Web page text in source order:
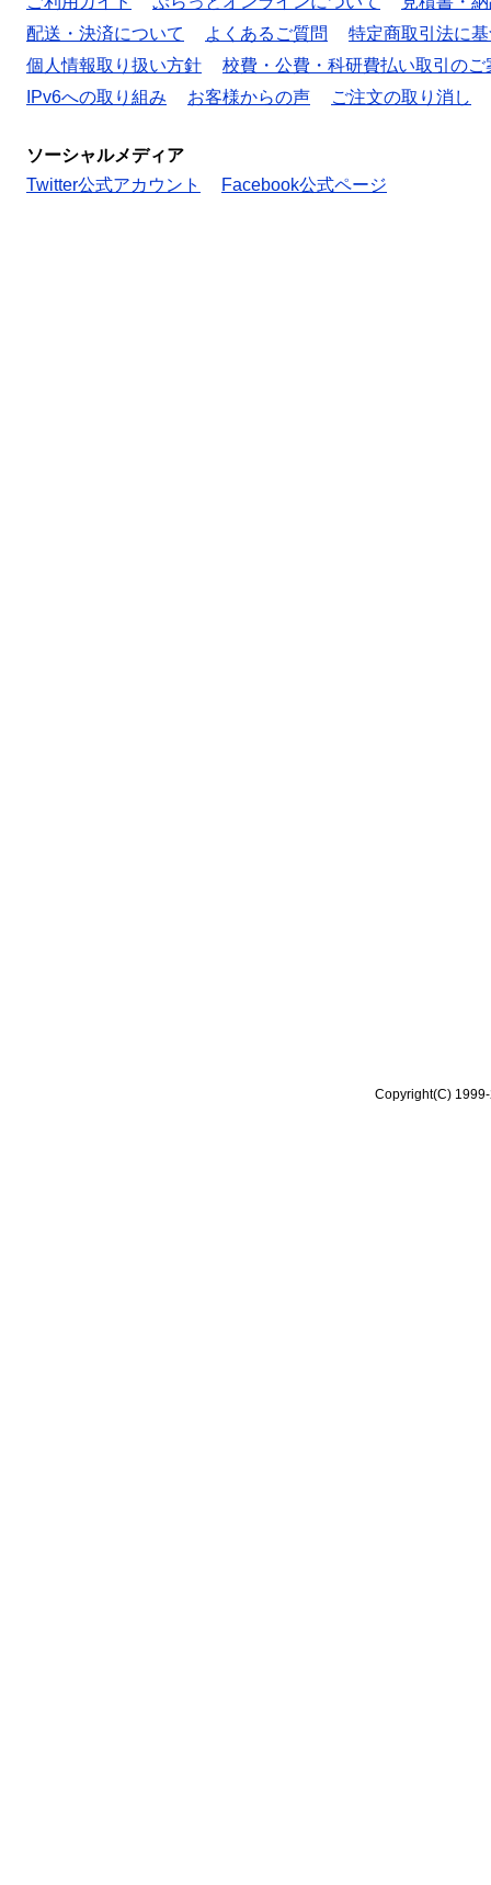
配送・決済について
よくあるご質問
特定商取引法に
個人情報取り扱い方針
校費・公費・科研費払い取引のご
IPv6への取り組み
お客様からの声 ご注文の取り消し
ソーシャルメディア
Twitter公式アカウント
Facebook公式ページ
Copyright(C)